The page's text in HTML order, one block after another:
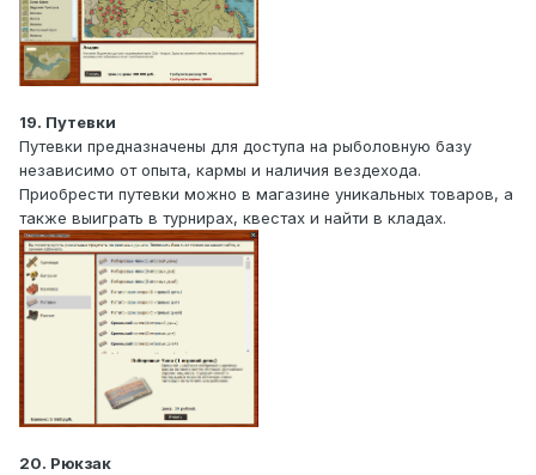
19. Путевки
Путевки предназначены для доступа на рыболовную базу
независимо от опыта, кармы и наличия вездехода.
Приобрести путевки можно в магазине уникальных товаров, а
также выиграть в турнирах, квестах и найти в кладах.
20. Рюкзак